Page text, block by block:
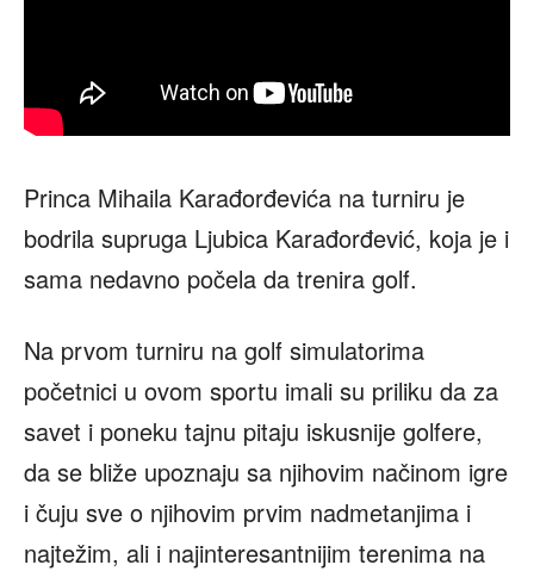
Princa Mihaila Karađorđevića na turniru je
bodrila supruga Ljubica Karađorđević, koja je i
sama nedavno počela da trenira golf.
Na prvom turniru na golf simulatorima
početnici u ovom sportu imali su priliku da za
savet i poneku tajnu pitaju iskusnije golfere,
da se bliže upoznaju sa njihovim načinom igre
i čuju sve o njihovim prvim nadmetanjima i
najtežim, ali i najinteresantnijim terenima na